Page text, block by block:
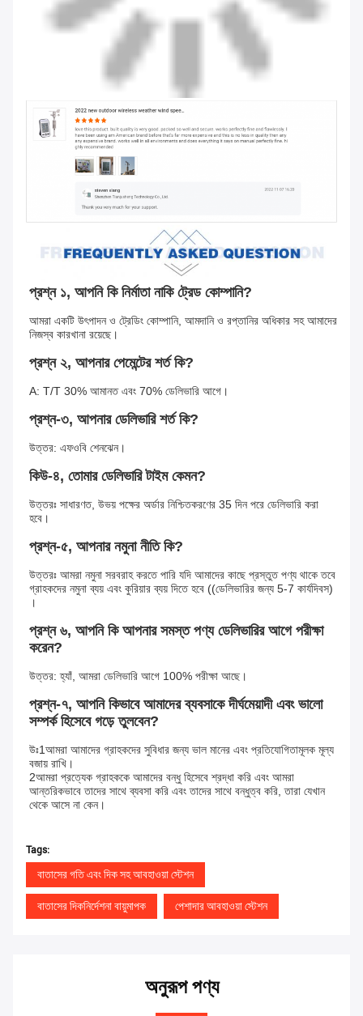
প্রশ্ন ১, আপনি কি নির্মাতা নাকি ট্রেড কোম্পানি?
আমরা একটি উৎপাদন ও ট্রেডিং কোম্পানি, আমদানি ও রপ্তানির অধিকার সহ আমাদের
নিজস্ব কারখানা রয়েছে।
প্রশ্ন ২, আপনার পেমেন্টের শর্ত কি?
A: T/T 30% আমানত এবং 70% ডেলিভারি আগে।
প্রশ্ন-৩, আপনার ডেলিভারি শর্ত কি?
উত্তর: এফওবি শেনঝেন।
কিউ-৪, তোমার ডেলিভারি টাইম কেমন?
উত্তরঃ সাধারণত, উভয় পক্ষের অর্ডার নিশ্চিতকরণের 35 দিন পরে ডেলিভারি করা
হবে।
প্রশ্ন-৫, আপনার নমুনা নীতি কি?
উত্তরঃ আমরা নমুনা সরবরাহ করতে পারি যদি আমাদের কাছে প্রস্তুত পণ্য থাকে তবে
গ্রাহকদের নমুনা ব্যয় এবং কুরিয়ার ব্যয় দিতে হবে ((ডেলিভারির জন্য 5-7 কার্যদিবস)
।
প্রশ্ন ৬, আপনি কি আপনার সমস্ত পণ্য ডেলিভারির আগে পরীক্ষা
করেন?
উত্তর: হ্যাঁ, আমরা ডেলিভারি আগে 100% পরীক্ষা আছে।
প্রশ্ন-৭, আপনি কিভাবে আমাদের ব্যবসাকে দীর্ঘমেয়াদী এবং ভালো
সম্পর্ক হিসেবে গড়ে তুলবেন?
উঃ1আমরা আমাদের গ্রাহকদের সুবিধার জন্য ভাল মানের এবং প্রতিযোগিতামূলক মূল্য
বজায় রাখি।
2আমরা প্রত্যেক গ্রাহককে আমাদের বন্ধু হিসেবে শ্রদ্ধা করি এবং আমরা
আন্তরিকভাবে তাদের সাথে ব্যবসা করি এবং তাদের সাথে বন্ধুত্ব করি, তারা যেখান
থেকে আসে না কেন।
Tags:
বাতাসের গতি এবং দিক সহ আবহাওয়া স্টেশন
বাতাসের দিকনির্দেশনা বায়ুমাপক পেশাদার আবহাওয়া স্টেশন
অনুরূপ পণ্য